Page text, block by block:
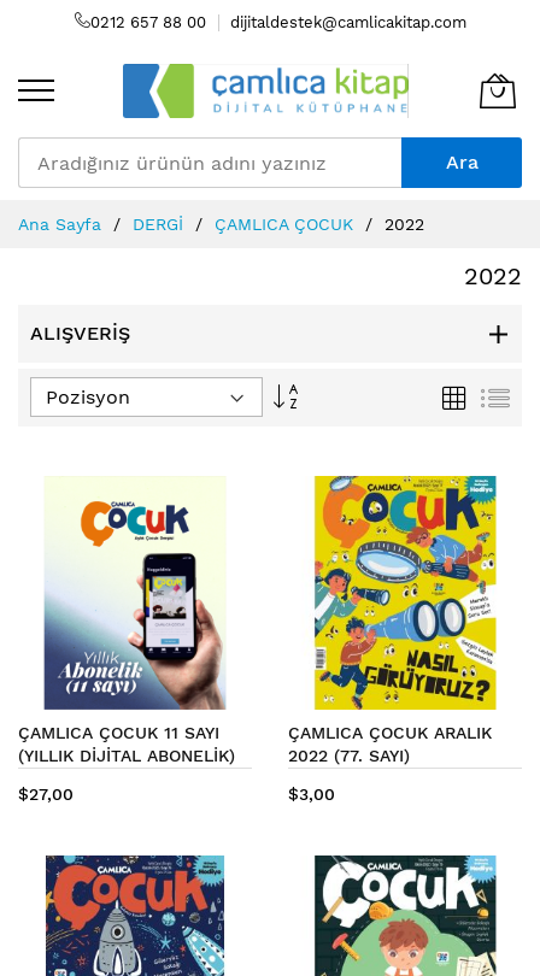
0212 657 88 00 dijitaldestek@camlicakitap.com
Ara
to
Ana Sayfa DERGİ ÇAMLICA ÇOCUK 2022
2022
ALIŞVERIŞ
Büyükten
Izgara
ÇAMLICA ÇOCUK 11 SAYI
(YILLIK DİJİTAL ABONELİK)
$27,00
ÇAMLICA ÇOCUK ARALIK
2022 (77. SAYI)
$3,00